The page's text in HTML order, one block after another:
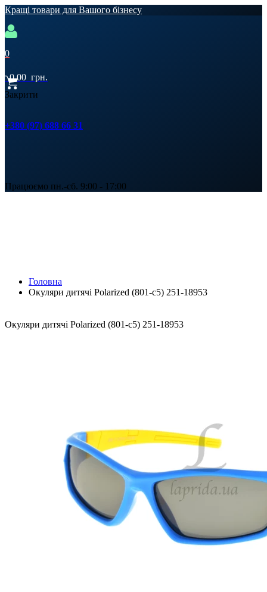
Кращі товари для Вашого бізнесу
0
0,00 грн.
Закрити
+380 (97) 688 66 31
Працюємо пн.-сб. 9:00 - 17:00
Головна
Окуляри дитячі Polarized (801-с5) 251-18953
Окуляри дитячі Polarized (801-с5) 251-18953